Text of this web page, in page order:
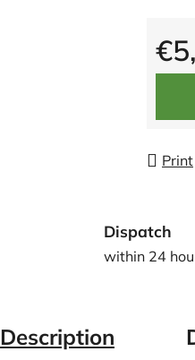
0,0
out
Print
Dispatch
within 24
Description